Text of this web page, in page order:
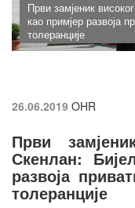
Први замјеник
као примјер развоја
толеранције
26.06.2019 OHR
Први
Скенлан:
развоја
толеранције